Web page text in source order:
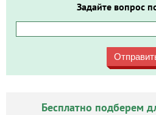
Задайте вопрос
Бесплатно подберем